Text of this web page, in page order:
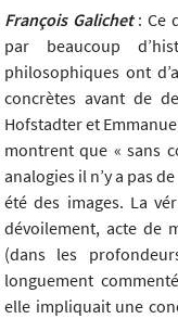
François Galichet: Ce
par beaucoup
philosophiques ont
concrètes avant de
Hofstadter et
montrent que « sans
analogies il n’y a pas
été des images. La
dévoilement, acte de
(dans les
longuement
elle impliquait une